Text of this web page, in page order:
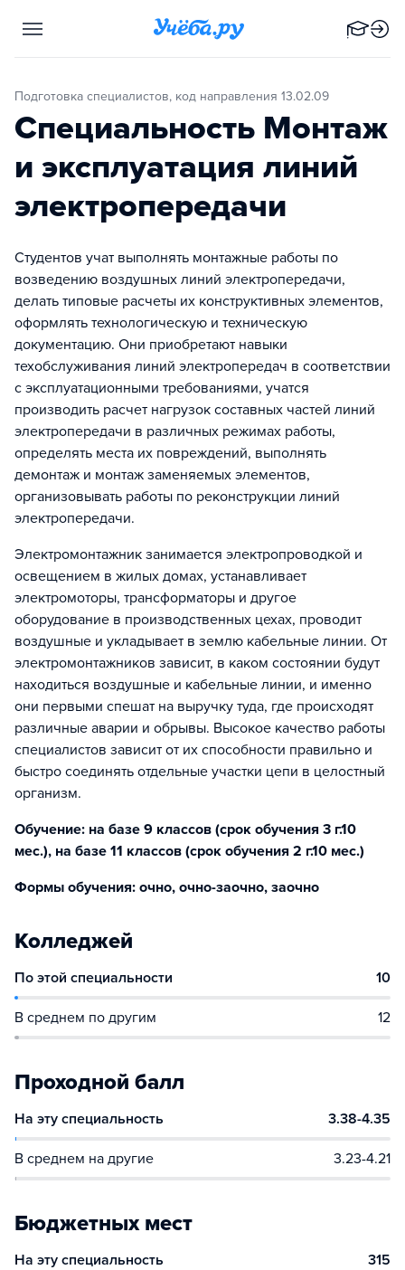
Подготовка специалистов, код направления 13.02.09
Специальность Монтаж
и эксплуатация линий
электропередачи
Студентов учат выполнять монтажные работы по
возведению воздушных линий электропередачи,
делать типовые расчеты их конструктивных элементов,
оформлять технологическую и техническую
документацию. Они приобретают навыки
техобслуживания линий электропередач в соответствии
с эксплуатационными требованиями, учатся
производить расчет нагрузок составных частей линий
электропередачи в различных режимах работы,
определять места их повреждений, выполнять
демонтаж и монтаж заменяемых элементов,
организовывать работы по реконструкции линий
электропередачи.
Электромонтажник занимается электропроводкой и
освещением в жилых домах, устанавливает
электромоторы, трансформаторы и другое
оборудование в производственных цехах, проводит
воздушные и укладывает в землю кабельные линии. От
электромонтажников зависит, в каком состоянии будут
находиться воздушные и кабельные линии, и именно
они первыми спешат на выручку туда, где происходят
различные аварии и обрывы. Высокое качество работы
специалистов зависит от их способности правильно и
быстро соединять отдельные участки цепи в целостный
организм.
Обучение: на базе 9 классов (срок обучения 3 г.10
мес.), на базе 11 классов (срок обучения 2 г.10 мес.)
Формы обучения: очно, очно-заочно, заочно
Колледжей
По этой специальности 10
В среднем по другим 12
Проходной балл
На эту специальность 3.38-4.35
В среднем на другие 3.23-4.21
Бюджетных мест
На эту специальность 315